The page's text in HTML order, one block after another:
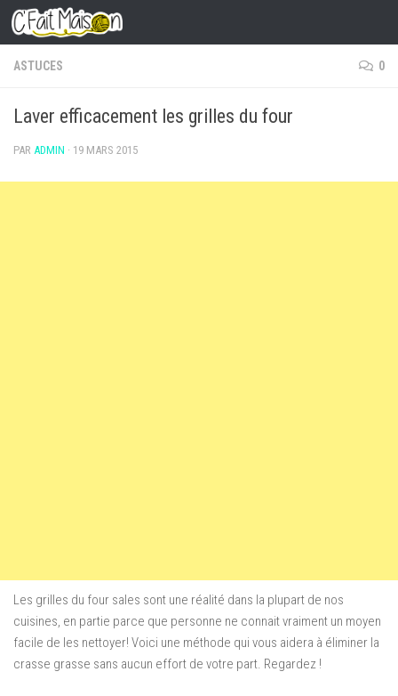
Skip to content
ASTUCES 0
Laver efficacement les grilles du four
PAR ADMIN · 19 MARS 2015
Les grilles du four sales sont une réalité dans la plupart de nos
cuisines, en partie parce que personne ne connait vraiment un moyen
facile de les nettoyer! Voici une méthode qui vous aidera à éliminer la
crasse grasse sans aucun effort de votre part. Regardez !